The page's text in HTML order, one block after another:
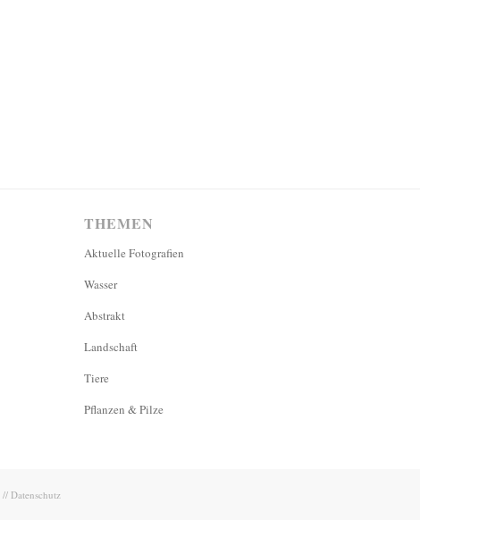
THEMEN
Aktuelle Fotografien
Wasser
Abstrakt
Landschaft
Tiere
Pflanzen & Pilze
// Datenschutz